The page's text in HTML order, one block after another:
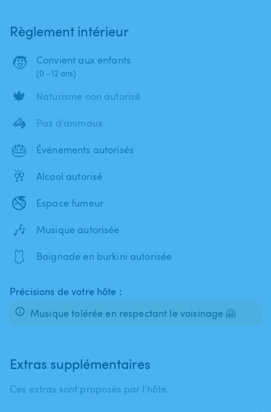
Règlement intérieur
🧒 Convient aux enfants
(0 - 12 ans)
🍁 Naturisme non autorisé
🦓 Pas d'animaux
🎂 Événements autorisés
🥂 Alcool autorisé
🚭 Espace fumeur
🎶 Musique autorisée
🩱 Baignade en burkini autorisée
Précisions de votre hôte :
Musique tolérée en respectant le voisinage 🤗
Extras supplémentaires
Ces extras sont proposés par l'hôte.